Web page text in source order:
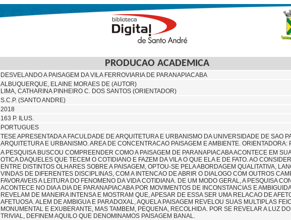
PRODUCAO ACADEMICA
DESVELANDO A PAISAGEM DA VILA FERROVIARIA DE PARANAPIACABA
ALBUQUERQUE, ELAINE MORAES DE (AUTOR)
LIMA, CATHARINA PINHEIRO C. DOS SANTOS (ORIENTADOR)
S.C.P. (SANTO ANDRE)
2018
163 P. ILUS.
PORTUGUES
TESE APRESENTADA A FACULDADE DE ARQUITETURA E URBANISMO DA UNIVERSIDADE DE SAO
ARQUITETURA E URBANISMO. AREA DE CONCENTRACAO PAISAGEM E AMBIENTE. ORIENTADORA:
A PESQUISA BUSCOU COMPREENDER COMO A PAISAGEM DE PARANAPIACABA ACONTECE EM
OTICA DAQUELES QUE TECEM O COTIDIANO E FAZEM DA VILA O QUE ELA E DE FATO. AO
ENTRE DISTINTOS OLHARES SOBRE A PAISAGEM, OPTOU-SE PELA ABORDAGEM QUALITATIVA,
VINDAS DE DIFERENTES DISCIPLINAS, COM A INTENCAO DE ABRIR O DIALOGO COM OUTROS
FAVORAVEIS A LEITURA DO FENOMENO DA VIDA COTIDIANA. DE UM MODO GERAL, A PESQUISA
ACONTECE NO DIA A DIA DE PARANAPIACABA POR MOVIMENTOS DE INCONSTANCIAS E
REVELAM DE MANEIRA INTENSA E MOSTRAM QUE, APESAR DE ESSA SER UMA RELACAO DE
AFETUOSA. ALEM DE AMBIGUA E PARADOXAL, AQUELA PAISAGEM REVELOU SUAS MULTIPLAS
MONUMENTAL E EXUBERANTE, MAS TAMBEM, PEQUENA, RECOLHIDA. POR SE REVELAR A LUZ
TRIVIAL, DEFINEM AQUILO QUE DENOMINAMOS PAISAGEM BANAL.